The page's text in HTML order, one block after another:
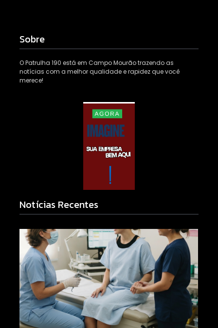
Sobre
O Patrulha 190 está em Campo Mourão trazendo as
notícias com a melhor qualidade e rapidez que você
merece!
Notícias Recentes